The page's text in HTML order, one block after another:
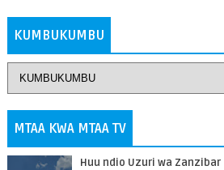
KUMBUKUMBU
MTAA KWA MTAA TV
Huu ndio Uzuri wa Zanzibar